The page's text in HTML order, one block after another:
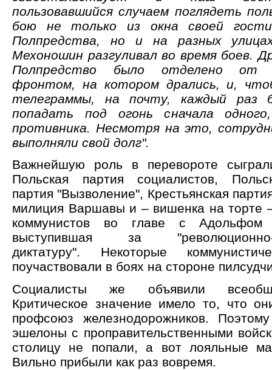
пользовавшийся случаем поглядеть
бою не только из окна своей
Полпредства, но и на разных
Мехоношин разгуливал во время боев.
Полпредство было отделено от
фронтом, на котором дрались, и,
телеграммы, на почту, каждый раз
попадать под огонь сначала
противника. Несмотря на это,
выполняли свой долг".
Важнейшую роль в перевороте
Польская партия социалистов,
партия "Вызволение", Крестьянская
милиция Варшавы и – вишенка на торте
коммунистов во главе с Адольфом
выступившая за "революционно-
диктатуру". Некоторые
поучаствовали в боях на стороне
Социалисты же объявили
Критическое значение имело то, что
профсоюз железнодорожников.
эшелоны с проправительственными
столицу не попали, а вот лояльные
Вильно прибыли как раз вовремя.